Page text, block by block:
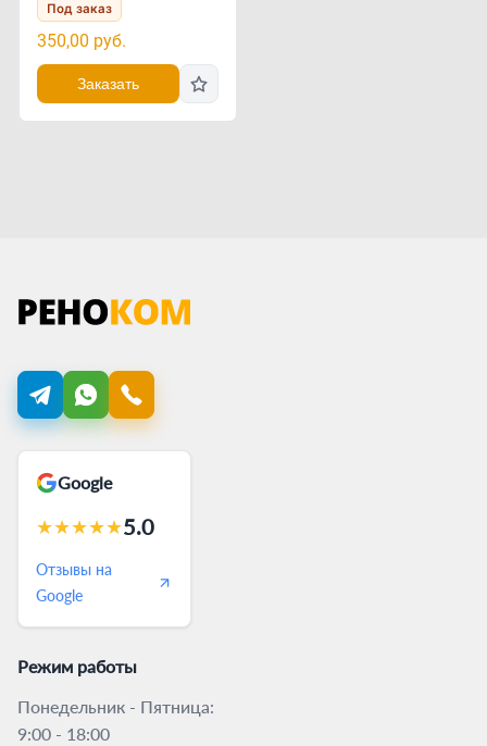
Под заказ
350,00 руб.
Заказать
Google
★★★★★5.0
Отзывы на
Google
Режим работы
Понедельник - Пятница:
9:00 - 18:00